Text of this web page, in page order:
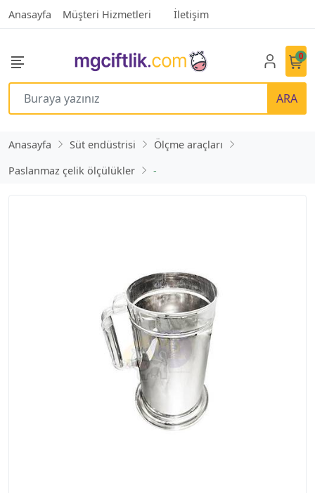
Anasayfa Müşteri Hizmetleri İletişim
ARA
0
Anasayfa Süt endüstrisi
Ölçme araçları
Paslanmaz çelik ölçülükler
-